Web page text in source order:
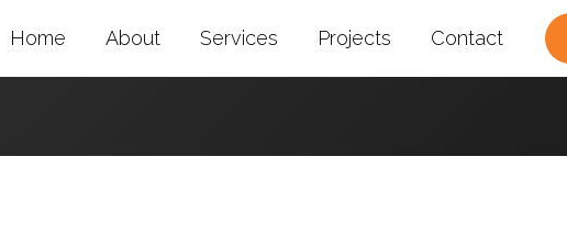
Home About Services Projects Contact